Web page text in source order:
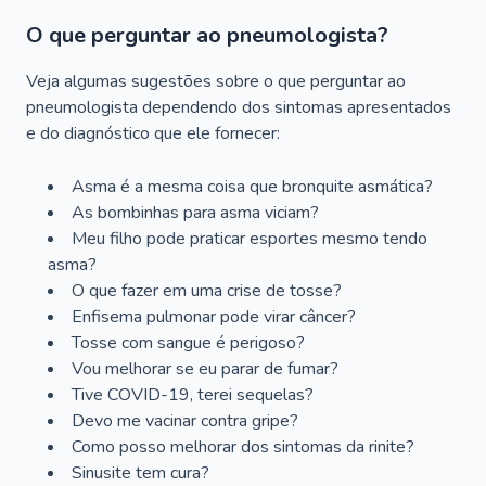
O que perguntar ao pneumologista?
Veja algumas sugestões sobre o que perguntar ao
pneumologista dependendo dos sintomas apresentados
e do diagnóstico que ele fornecer:
Asma é a mesma coisa que bronquite asmática?
As bombinhas para asma viciam?
Meu filho pode praticar esportes mesmo tendo
asma?
O que fazer em uma crise de tosse?
Enfisema pulmonar pode virar câncer?
Tosse com sangue é perigoso?
Vou melhorar se eu parar de fumar?
Tive COVID-19, terei sequelas?
Devo me vacinar contra gripe?
Como posso melhorar dos sintomas da rinite?
Sinusite tem cura?